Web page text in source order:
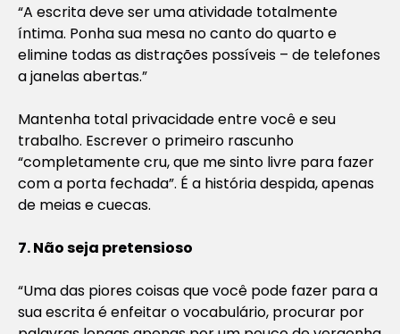
“A escrita deve ser uma atividade totalmente
íntima. Ponha sua mesa no canto do quarto e
elimine todas as distrações possíveis – de telefones
a janelas abertas.”
Mantenha total privacidade entre você e seu
trabalho. Escrever o primeiro rascunho
“completamente cru, que me sinto livre para fazer
com a porta fechada”. É a história despida, apenas
de meias e cuecas.
7. Não seja pretensioso
“Uma das piores coisas que você pode fazer para a
sua escrita é enfeitar o vocabulário, procurar por